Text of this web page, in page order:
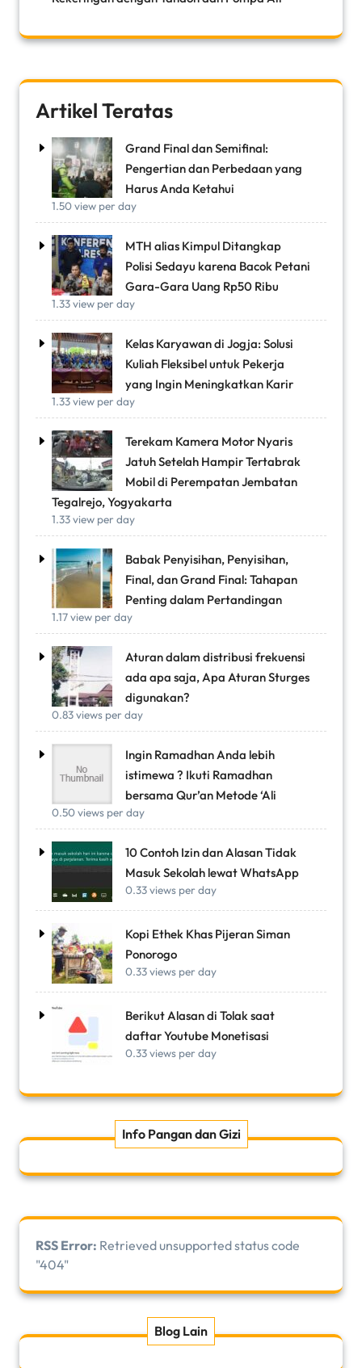
Artikel Teratas
Grand Final dan Semifinal:
Pengertian dan Perbedaan yang
Harus Anda Ketahui
1.50 view per day
MTH alias Kimpul Ditangkap
Polisi Sedayu karena Bacok Petani
Gara-Gara Uang Rp50 Ribu
1.33 view per day
Kelas Karyawan di Jogja: Solusi
Kuliah Fleksibel untuk Pekerja
yang Ingin Meningkatkan Karir
1.33 view per day
Terekam Kamera Motor Nyaris
Jatuh Setelah Hampir Tertabrak
Mobil di Perempatan Jembatan
Tegalrejo, Yogyakarta
1.33 view per day
Babak Penyisihan, Penyisihan,
Final, dan Grand Final: Tahapan
Penting dalam Pertandingan
1.17 view per day
Aturan dalam distribusi frekuensi
ada apa saja, Apa Aturan Sturges
digunakan?
0.83 views per day
Ingin Ramadhan Anda lebih
istimewa ? Ikuti Ramadhan
bersama Qur’an Metode ‘Ali
0.50 views per day
10 Contoh Izin dan Alasan Tidak
Masuk Sekolah lewat WhatsApp
0.33 views per day
Kopi Ethek Khas Pijeran Siman
Ponorogo
0.33 views per day
Berikut Alasan di Tolak saat
daftar Youtube Monetisasi
0.33 views per day
Info Pangan dan Gizi
RSS Error: Retrieved unsupported status code
"404"
Blog Lain